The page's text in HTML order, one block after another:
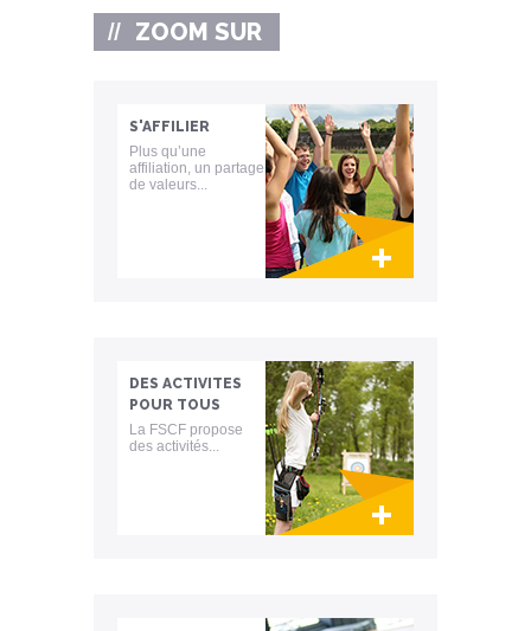
Judo
ZOOM SUR
S'AFFILIER
Plus qu’une
affiliation, un partage
de valeurs...
DES ACTIVITES
POUR TOUS
La FSCF propose
des activités...